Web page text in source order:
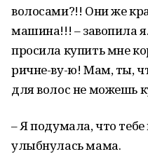
волосами?!! Они же
машина!!! – завопила
просила купить мне
ричне-ву-ю! Мам, ты,
для волос не можешь
– Я подумала, что
улыбнулась мама.